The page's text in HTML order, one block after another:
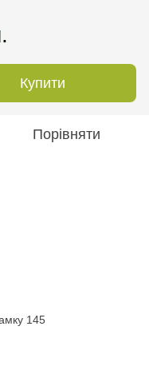
Купити
Порівняти
145